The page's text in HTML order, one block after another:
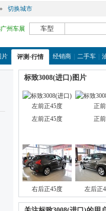
切换城市
州车展
片 评测·行情 经销商 二手车
标致3008(进口)图片
左前正45度 正前
右后正45度 左后正